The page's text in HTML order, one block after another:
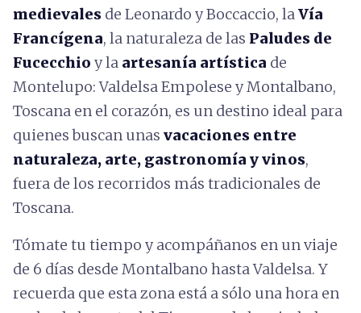
medievales de Leonardo y Boccaccio, laVía
Francígena, la naturaleza de las Paludes de
Fucecchio y la artesanía artística de
Montelupo: Valdelsa Empolese y Montalbano,
Toscana en el corazón, es un destino ideal para
quienes buscan unas vacaciones entre
naturaleza, arte, gastronomía y vinos,
fuera de los recorridos más tradicionales de
Toscana.
Tómate tu tiempo y acompáñanos en un viaje
de 6 días desde Montalbano hasta Valdelsa. Y
recuerda que esta zona está a sólo una hora en